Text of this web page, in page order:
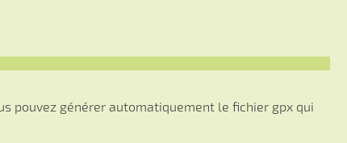
pouvez générer automatiquement le fichier gpx qui